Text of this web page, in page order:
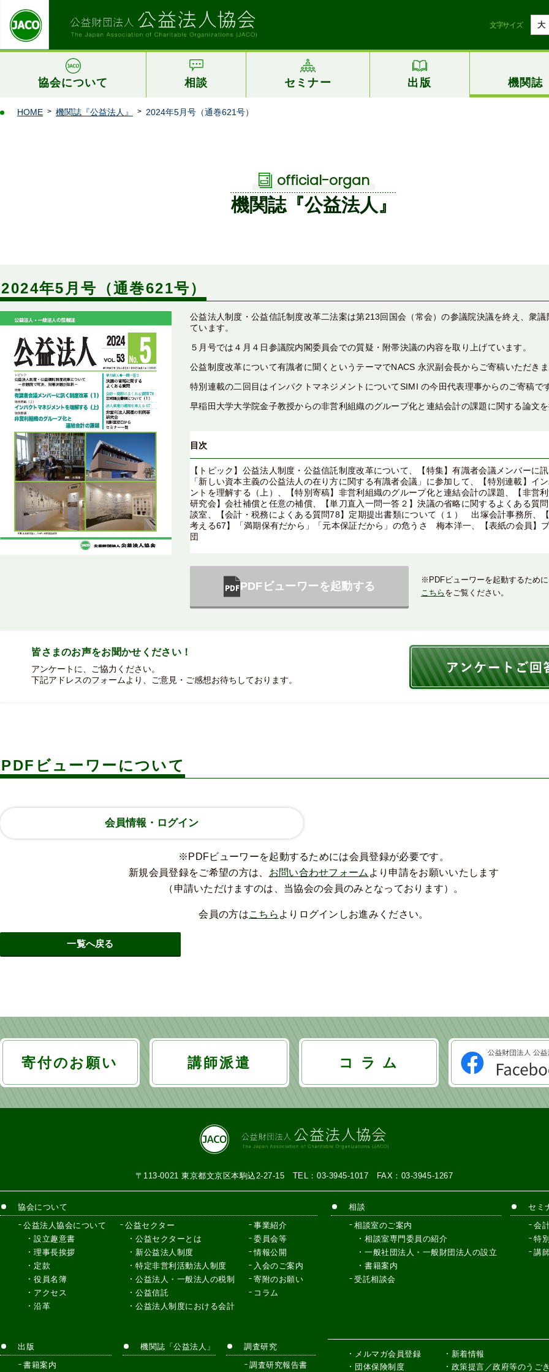
文字サイズ 大
協会について 相談 セミナー 出版 機関誌
HOME 機関誌『公益法人』 2024年5月号（通巻621号）
official-organ
機関誌『公益法人』
2024年5月号（通巻621号）
公益法人制度・公益信託制度改革二法案は第213回国会（常会）の参議院決議を終え、衆
ています。
５月号では４月４日参議院内閣委員会での質疑・附帯決議の内容を取り上げています。
公益制度改革について有識者に聞くというテーマでNACS 永沢副会長からご寄稿いただき
特別連載の二回目はインパクトマネジメントについてSIMI の今田代表理事からのご寄稿で
早稲田大学大学院金子教授からの非営利組織のグループ化と連結会計の課題に関する論文
目次
【トピック】公益法人制度・公益信託制度改革について、【特集】有識者会議メンバーに
「新しい資本主義の公益法人の在り方に関する有識者会議」に参加して、【特別連載】イ
ントを理解する（上）、【特別寄稿】非営利組織のグループ化と連結会計の課題、【非営
研究会】会社補償と任意の補償、【単刀直入一問一答２】決議の省略に関するよくある質
談室、【会計・税務によくある質問78】定期提出書類について（１） 出塚会計事務所、
考える67】「満期保有だから」「元本保証だから」の危うさ 梅本洋一、【表紙の会員】
団
PDFビューワーを起動する
※PDFビューワーを起動するため
こちら をご覧ください。
皆さまのお声をお聞かせください！
アンケートに、ご協力ください。
下記アドレスのフォームより、ご意見・ご感想お待ちしております。
PDFビューワーについて
会員情報・ログイン
※PDFビューワーを起動するためには会員登録が必要です。
新規会員登録をご希望の方は、 お問い合わせフォーム より申請をお願いいたします
（申請いただけますのは、当協会の会員のみとなっております）。
会員の方はこちら よりログインしお進みください。
一覧へ戻る
寄付のお願い 講師派遣 コ ラ ム
〒113-0021 東京都文京区本駒込2-27-15 TEL：03-3945-1017 FAX：03-3945-1267
協会について
公益法人協会について
設立趣意書
理事長挨拶
定款
役員名簿
アクセス
沿革
公益セクター
公益セクターとは
新公益法人制度
特定非営利活動法人制度
公益法人・一般法人の税制
公益信託
公益法人制度における会計
事業紹介
委員会等
情報公開
入会のご案内
寄附のお願い
コラム
相談
相談室のご案内
相談室専門委員の紹介
一般社団法人・一般財団法人の設立
書籍案内
受託相談会
セミ
会
特
講
出版
書籍案内
機関誌「公益法人」
調査研究
調査研究報告書
メルマガ会員登録
団体保険制度
新着情報
政策提言／政府等のうご